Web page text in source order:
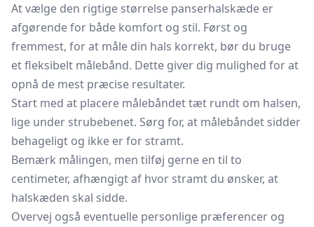
At vælge den rigtige størrelse panserhalskæde er
afgørende for både komfort og stil. Først og
fremmest, for at måle din hals korrekt, bør du bruge
et fleksibelt målebånd. Dette giver dig mulighed for at
opnå de mest præcise resultater.
Start med at placere målebåndet tæt rundt om halsen,
lige under strubebenet. Sørg for, at målebåndet sidder
behageligt og ikke er for stramt.
Bemærk målingen, men tilføj gerne en til to
centimeter, afhængigt af hvor stramt du ønsker, at
halskæden skal sidde.
Overvej også eventuelle personlige præferencer og